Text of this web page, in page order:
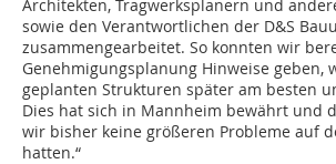
Architekten, Tragwerksplanern und
sowie den Verantwortlichen der D&S
zusammengearbeitet. So konnten wir
Genehmigungsplanung Hinweise geben,
geplanten Strukturen später am besten
Dies hat sich in Mannheim bewährt und
wir bisher keine größeren Probleme auf
hatten.“